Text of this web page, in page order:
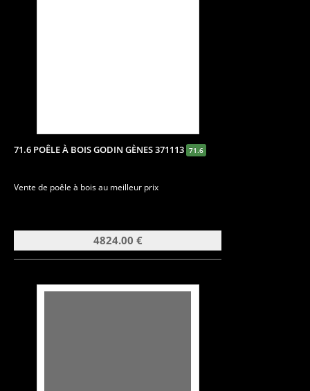
71.6 POÊLE À BOIS GODIN GÈNES 371113 71.6
Vente de poêle à bois au meilleur prix
4824.00 €